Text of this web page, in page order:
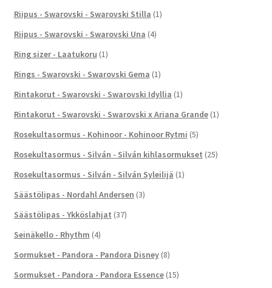
Riipus - Swarovski - Swarovski Stilla (1)
Riipus - Swarovski - Swarovski Una (4)
Ring sizer - Laatukoru (1)
Rings - Swarovski - Swarovski Gema (1)
Rintakorut - Swarovski - Swarovski Idyllia (1)
Rintakorut - Swarovski - Swarovski x Ariana Grande (1)
Rosekultasormus - Kohinoor - Kohinoor Rytmi (5)
Rosekultasormus - Silván - Silván kihlasormukset (25)
Rosekultasormus - Silván - Silván Syleilijä (1)
Säästölipas - Nordahl Andersen (3)
Säästölipas - Ykköslahjat (37)
Seinäkello - Rhythm (4)
Sormukset - Pandora - Pandora Disney (8)
Sormukset - Pandora - Pandora Essence (15)